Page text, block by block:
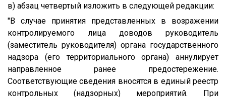
в) абзац четвертый изложить в следующей редакции:
"В случае принятия представленных в возражении
контролируемого лица доводов руководитель
(заместитель руководителя) органа государственного
надзора (его территориального органа) аннулирует
направленное ранее предостережение.
Соответствующие сведения вносятся в единый реестр
контрольных (надзорных) мероприятий. При